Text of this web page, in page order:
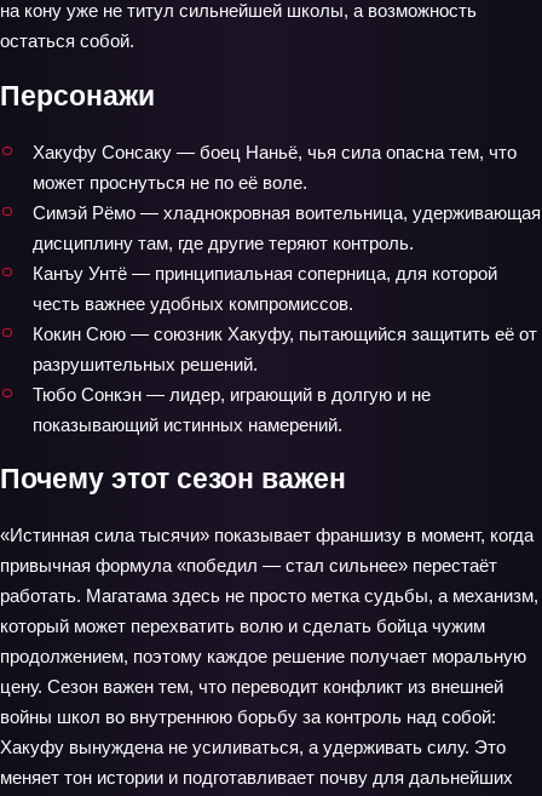
на кону уже не титул сильнейшей школы, а возможность
остаться собой.
Персонажи
Хакуфу Сонсаку — боец Наньё, чья сила опасна тем, что
может проснуться не по её воле.
Симэй Рёмо — хладнокровная воительница, удерживающая
дисциплину там, где другие теряют контроль.
Канъу Унтё — принципиальная соперница, для которой
честь важнее удобных компромиссов.
Кокин Сюю — союзник Хакуфу, пытающийся защитить её от
разрушительных решений.
Тюбо Сонкэн — лидер, играющий в долгую и не
показывающий истинных намерений.
Почему этот сезон важен
«Истинная сила тысячи» показывает франшизу в момент, когда
привычная формула «победил — стал сильнее» перестаёт
работать. Магатама здесь не просто метка судьбы, а механизм,
который может перехватить волю и сделать бойца чужим
продолжением, поэтому каждое решение получает моральную
цену. Сезон важен тем, что переводит конфликт из внешней
войны школ во внутреннюю борьбу за контроль над собой:
Хакуфу вынуждена не усиливаться, а удерживать силу. Это
меняет тон истории и подготавливает почву для дальнейших